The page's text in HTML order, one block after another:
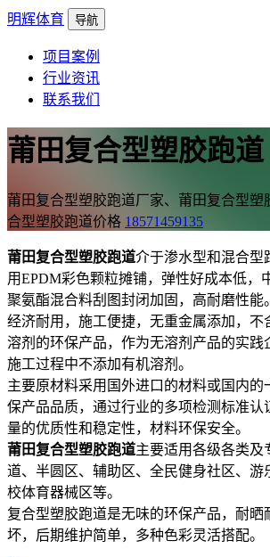
明辉体育 导航
项目案例
行业资讯
联系我们
莆田复合型塑胶跑道
莆田复合型塑胶跑道厂家、莆田复合型塑
合型塑胶跑道价格 18571459135
莆田复合型塑胶跑道介于渗水型和混合型
用EPDM彩色颗粒摊铺，弹性好成本低，
聚氨酯混合料刮图封闭加固，高耐磨性能。
经济耐用，施工便捷，无重金属添加，不
溶剂的环保产品，作为无溶剂产品的实践
施工过程中不添加有机溶剂。
主要原材料采用国外进口的材料或国内的
保产品品质，通过行业的多项检测标准认
量的优质性和稳定性，材料环保安全。
莆田复合型塑胶跑道主要适用各级各类及
道、半圆区、辅助区、全民健身社区、游
校体育器械区等。
复合型塑胶跑道是无味的环保产品，耐晒
坏，后期维护简单，多种色彩灵活搭配。